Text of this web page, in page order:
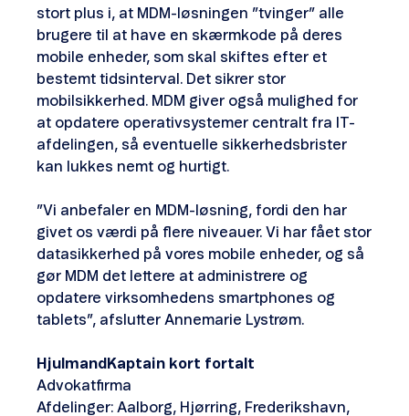
stort plus i, at MDM-løsningen ”tvinger” alle
brugere til at have en skærmkode på deres
mobile enheder, som skal skiftes efter et
bestemt tidsinterval. Det sikrer stor
mobilsikkerhed. MDM giver også mulighed for
at opdatere operativsystemer centralt fra IT-
afdelingen, så eventuelle sikkerhedsbrister
kan lukkes nemt og hurtigt.
”Vi anbefaler en MDM-løsning, fordi den har
givet os værdi på flere niveauer. Vi har fået stor
datasikkerhed på vores mobile enheder, og så
gør MDM det lettere at administrere og
opdatere virksomhedens smartphones og
tablets”, afslutter Annemarie Lystrøm.
HjulmandKaptain kort fortalt
Advokatfirma
Afdelinger: Aalborg, Hjørring, Frederikshavn,